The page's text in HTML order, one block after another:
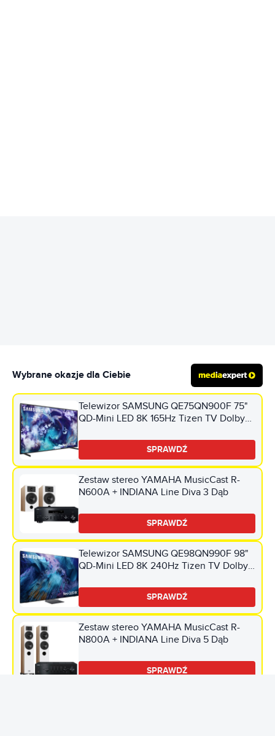
Wybrane okazje dla Ciebie
Telewizor SAMSUNG QE75QN900F 75"
QD-Mini LED 8K 165Hz Tizen TV Dolby
SPRAWDŹ
Zestaw stereo YAMAHA MusicCast R-
N600A + INDIANA Line Diva 3 Dąb
SPRAWDŹ
Telewizor SAMSUNG QE98QN990F 98"
QD-Mini LED 8K 240Hz Tizen TV Dolby
SPRAWDŹ
Zestaw stereo YAMAHA MusicCast R-
N800A + INDIANA Line Diva 5 Dąb
SPRAWDŹ